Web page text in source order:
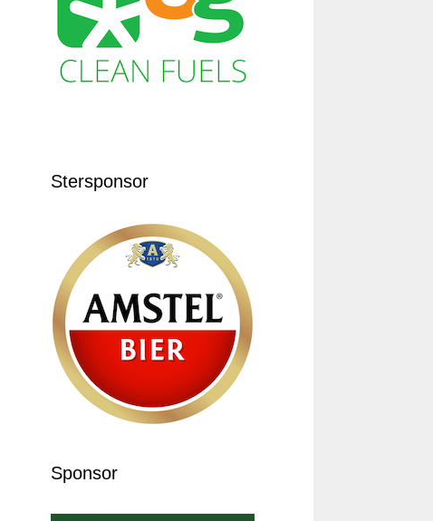
Stersponsor
Sponsor